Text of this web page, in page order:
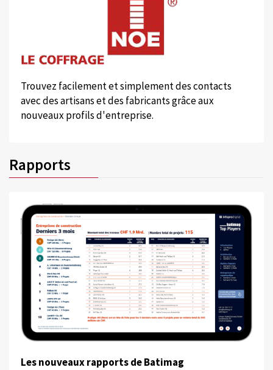
Trouvez facilement et simplement des contacts
avec des artisans et des fabricants grâce aux
nouveaux profils d'entreprise.
Rapports
Les nouveaux rapports de Batimag